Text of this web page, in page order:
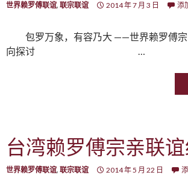
世界赖罗傅联谊, 联宗联谊 2014 年 7 月 3 日 添
包罗万象，有容乃大 ——世界赖罗傅
向探讨 …
台湾赖罗傅宗亲联
世界赖罗傅联谊, 联宗联谊 2014 年 5 月 22 日